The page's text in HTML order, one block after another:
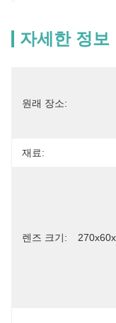
자세한 정보
원래 장소:
재료:
렌즈 크기: